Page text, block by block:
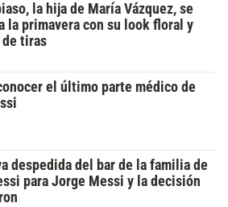
la hija de María Vázquez, se
la primavera con su look floral y
de tiras
el último parte médico de
despedida del bar de la familia de
para Jorge Messi y la decisión